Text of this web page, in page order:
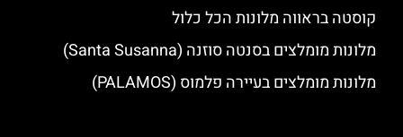
קוסטה בראווה מלונות הכל כלול
מלונות מומלצים בסנטה סוזנה (Santa Susanna)
מלונות מומלצים בעיירה פלמוס (PALAMOS)